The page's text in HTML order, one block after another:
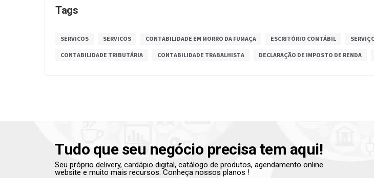
Tags
SERVICOS SERVICOS CONTABILIDADE EM MORRO DA FUMAÇA ESCRITÓRIO CONTÁBIL
CONTABILIDADE TRIBUTÁRIA CONTABILIDADE TRABALHISTA DECLARAÇÃO DE IMPOSTO DE RENDA
Tudo que seu negócio precisa tem aqui!
Seu próprio delivery, cardápio digital, catálogo de produtos, agendamento online
website e muito mais recursos. Conheça nossos planos !